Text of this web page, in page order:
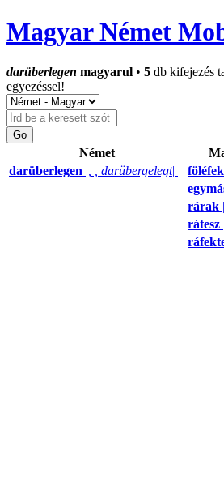
Magyar Német
darüberlegen magyarul • 5 db kifejezés
egyezéssel!
Német
darüberlegen | , , darübergelegt|
rárak
rátesz